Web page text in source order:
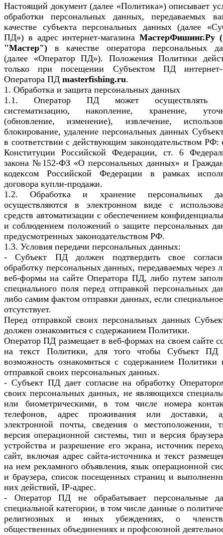
Настоящий документ (далее «Политика») описывает
обработки персональных данных, передаваемых
качестве субъекта персональных данных (далее
ПД») в адрес интернет-магазинаМастерФишинг.Ру
"Мастер") в качестве оператора персональных
(далее «Оператор ПД»). Положения Политики
только при посещении Субъектом ПД интернет-
Оператора ПД masterfishing.ru.
1. Обработка и защита персональных данных
1.1. Оператор ПД может осуществлять
систематизацию, накопление, хранение,
(обновление, изменение), извлечение,
блокирование, удаление персональных данных
в соответствии с действующим законодательством РФ:
Конституции Российской Федерации, ст. 6
закона №152-ФЗ «О персональных данных» и
кодексом Российской Федерации в рамках
договора купли-продажи.
1.2. Обработка и хранение персональных
осуществляются в электронном виде с
средств автоматизации с обеспечением
и соблюдением положений о защите персональных
предусмотренных законодательством РФ.
1.3. Условия передачи персональных данных:
- Субъект ПД должен подтвердить свое
обработку персональных данных, передаваемых через
веб-формы на сайте Оператора ПД, либо путем
специального поля перед отправкой персональных
либо самим фактом отправки данных, если
отсутствует.
Перед отправкой своих персональных данных
должен ознакомиться с содержанием Политики.
Оператор ПД размещает в веб-формах на своем сайте
на текст Политики, для того чтобы Субъект ПД
возможность ознакомиться с содержанием Политики
отправкой своих персональных данных.
- Субъект ПД дает согласие на обработку
своих персональных данных, не являющихся
или биометрическими, в том числе номера
телефонов, адрес проживания или доставки,
электронной почты, сведения о местоположении,
версия операционной системы, тип и версия
устройства и разрешение его экрана, источник
сайт, включая адрес сайта-источника и текст
на нем рекламного объявления, язык операционной
и браузера, список посещенных страниц и
них действий, IP-адрес.
- Оператор ПД не обрабатывает персональные
специальной категории, в том числе данные о
религиозных и иных убеждениях, о
общественных объединениях и профсоюзной